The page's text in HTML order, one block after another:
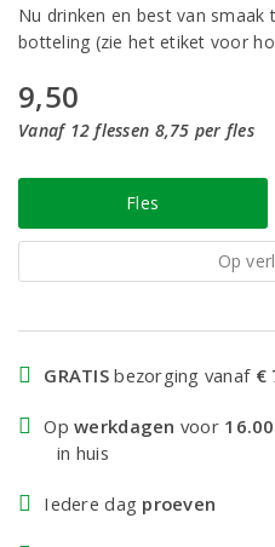
Nu drinken en best van
botteling (zie het etiket voor
9,50
Vanaf 12 flessen 8,75 per fles
Fles
Op
GRATIS bezorging vanaf €
Opwerkdagen voor
in huis
Iedere dag proeven